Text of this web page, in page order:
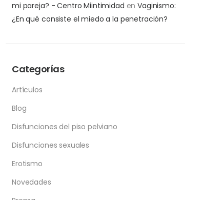
mi pareja? - Centro Miintimidad enVaginismo:
¿En qué consiste el miedo a la penetración?
Categorías
Artículos
Blog
Disfunciones del piso pelviano
Disfunciones sexuales
Erotismo
Novedades